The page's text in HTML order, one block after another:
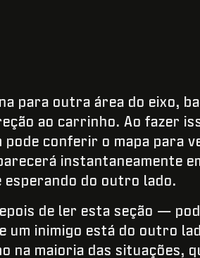
para outra área do eixo,
ao carrinho. Ao fazer
conferir o mapa para
instantaneamente
do outro lado.
de ler esta seção —
um inimigo está do outro
na maioria das situações,